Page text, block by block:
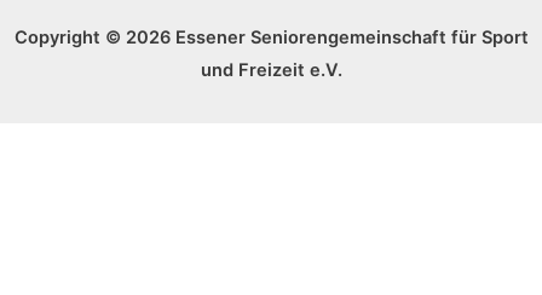
Copyright © 2026 Essener Seniorengemeinschaft für Sport
und Freizeit e.V.